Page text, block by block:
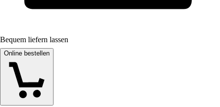
Bequem liefern lassen
Online bestellen